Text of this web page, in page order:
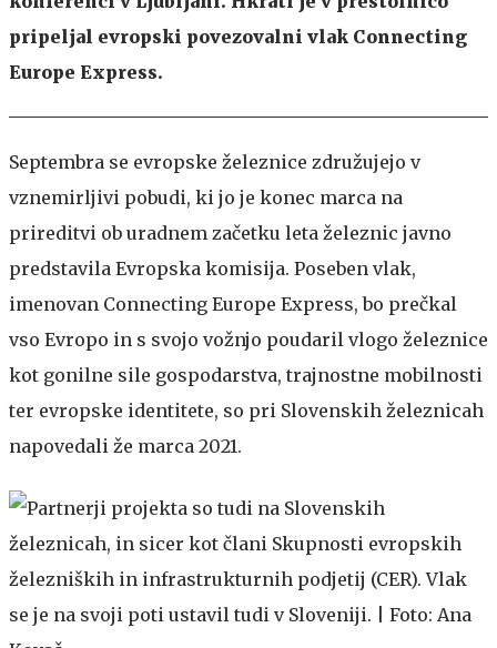
pripeljal evropski povezovalni vlak Connecting
Europe Express.
Septembra se evropske železnice združujejo v
vznemirljivi pobudi, ki jo je konec marca na
prireditvi ob uradnem začetku leta železnic javno
predstavila Evropska komisija. Poseben vlak,
imenovan Connecting Europe Express, bo prečkal
vso Evropo in s svojo vožnjo poudaril vlogo železnice
kot gonilne sile gospodarstva, trajnostne mobilnosti
ter evropske identitete, so pri Slovenskih železnicah
napovedali že marca 2021.